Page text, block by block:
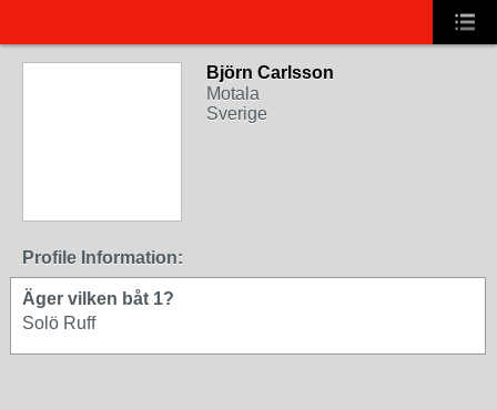
Björn Carlsson
Motala
Sverige
Profile Information:
Äger vilken båt 1?
Solö Ruff